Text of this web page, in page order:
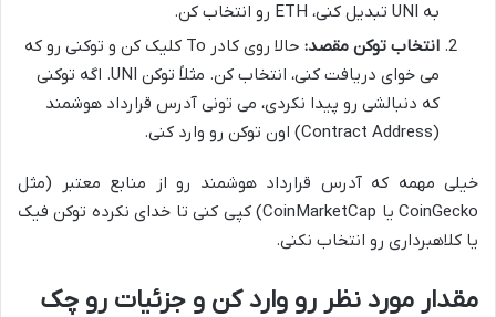
به UNI تبدیل کنی، ETH رو انتخاب کن.
انتخاب توکن مقصد:
حالا روی کادر To کلیک کن و توکنی رو که
می خوای دریافت کنی، انتخاب کن. مثلاً توکن UNI. اگه توکنی
که دنبالشی رو پیدا نکردی، می تونی آدرس قرارداد هوشمند
(Contract Address) اون توکن رو وارد کنی.
خیلی مهمه که آدرس قرارداد هوشمند رو از منابع معتبر (مثل
CoinGecko یا CoinMarketCap) کپی کنی تا خدای نکرده توکن فیک
یا کلاهبرداری رو انتخاب نکنی.
مقدار مورد نظر رو وارد کن و جزئیات رو چک